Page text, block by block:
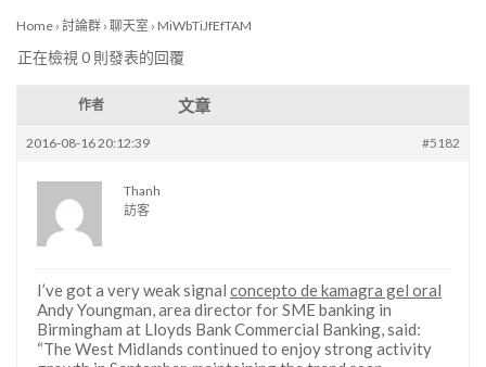
Home › 討論群 › 聊天室 › MiWbTiJfEfTAM
正在檢視 0 則發表的回覆
作者 文章
2016-08-16 20:12:39 #5182
Thanh
訪客
I’ve got a very weak signal concepto de kamagra gel oral
Andy Youngman, area director for SME banking in
Birmingham at Lloyds Bank Commercial Banking, said:
“The West Midlands continued to enjoy strong activity